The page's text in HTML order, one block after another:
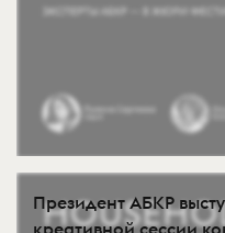
Президент АБКР